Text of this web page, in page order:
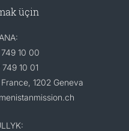
üçin
10 00
10 01
1202 Geneva